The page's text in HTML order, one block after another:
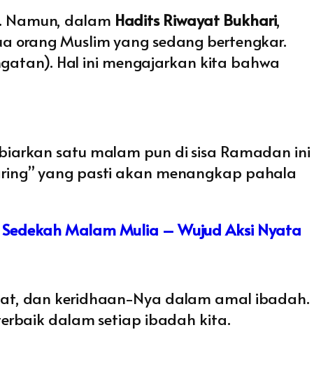
Namun, dalam Hadits Riwayat Bukhari,
Muslim yang sedang bertengkar.
Hal ini mengajarkan kita bahwa
satu malam pun di sisa Ramadan ini
yang pasti akan menangkap pahala
Sedekah Malam Mulia – Wujud Aksi Nyata
dan keridhaan-Nya dalam amal ibadah.
dalam setiap ibadah kita.